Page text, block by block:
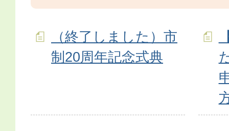
（終了しました）市
制20周年記念式典